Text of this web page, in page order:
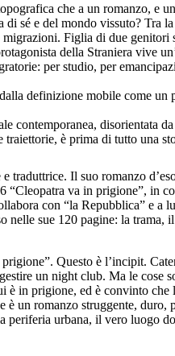
che a un romanzo, e
sé e del mondo vissuto?
Figlia di due
della Straniera vive
per studio, per
definizione mobile come
contemporanea,
è prima di tutto una
traduttrice. Il suo romanzo
“Cleopatra va in prigione”, in
con “la Repubblica” e a
sue 120 pagine: la
Questo è l’incipit.
un night club. Ma le
in prigione, ed è convinto che
un romanzo struggente,
periferia urbana, il vero luogo